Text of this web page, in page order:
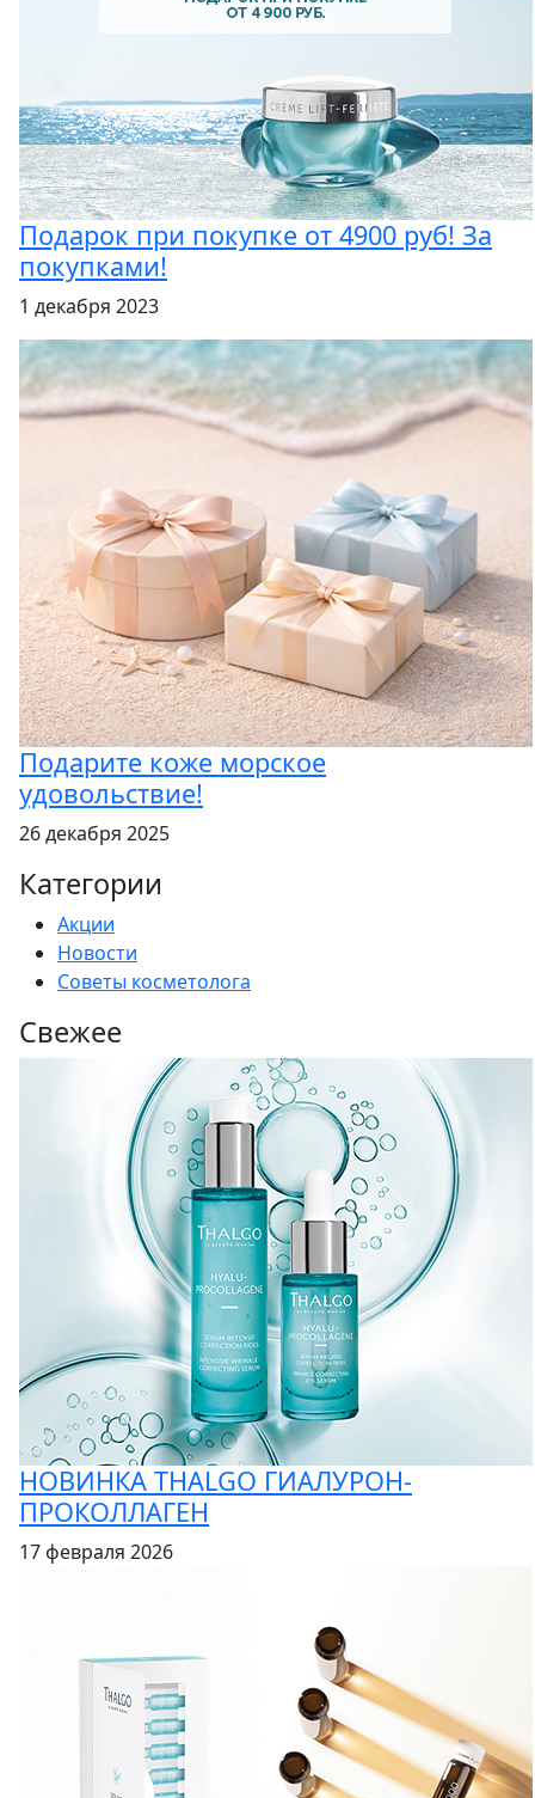
Подарок при покупке от 4900 руб! За
покупками!
1 декабря 2023
Подарите коже морское
удовольствие!
26 декабря 2025
Категории
Акции
Новости
Советы косметолога
Свежее
НОВИНКА THALGO ГИАЛУРОН-
ПРОКОЛЛАГЕН
17 февраля 2026